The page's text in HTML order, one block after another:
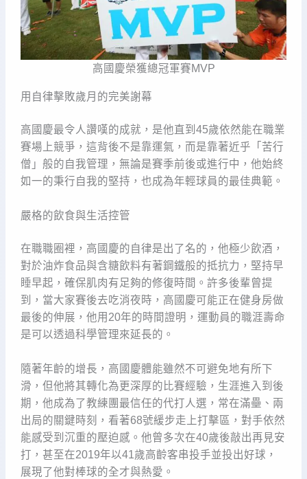
高國慶榮獲總冠軍賽MVP
用自律擊敗歲月的完美謝幕
高國慶最令人讚嘆的成就，是他直到45歲依然能在職業
賽場上競爭，這背後不是靠運氣，而是靠著近乎「苦行
僧」般的自我管理，無論是賽季前後或進行中，他始終
如一的秉行自我的堅持，也成為年輕球員的最佳典範。
嚴格的飲食與生活控管
在職職圈裡，高國慶的自律是出了名的，他極少飲酒，
對於油炸食品與含糖飲料有著鋼鐵般的抵抗力，堅持早
睡早起，確保肌肉有足夠的修復時間。許多後輩曾提
到，當大家賽後去吃消夜時，高國慶可能正在健身房做
最後的伸展，他用20年的時間證明，運動員的職涯壽命
是可以透過科學管理來延長的。
隨著年齡的增長，高國慶體能雖然不可避免地有所下
滑，但他將其轉化為更深厚的比賽經驗，生涯進入到後
期，他成為了教練團最信任的代打人選，常在滿壘、兩
出局的關鍵時刻，看著68號緩步走上打擊區，對手依然
能感受到沉重的壓迫感。他曾多次在40歲後敲出再見安
打，甚至在2019年以41歲高齡客串投手並投出好球，
展現了他對棒球的全才與熱愛。